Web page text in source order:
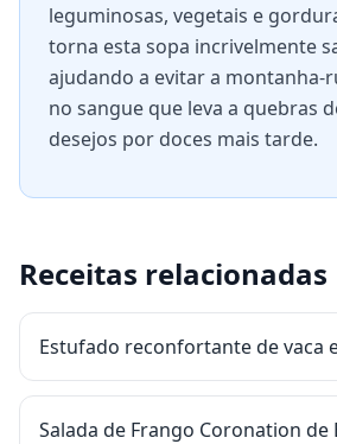
leguminosas, vegetais e
torna esta sopa incrivelmente
ajudando a evitar a montanha-
no sangue que leva a quebras
desejos por doces mais tarde.
Receitas relacionadas
Estufado reconfortante de vaca
Salada de Frango Coronation de